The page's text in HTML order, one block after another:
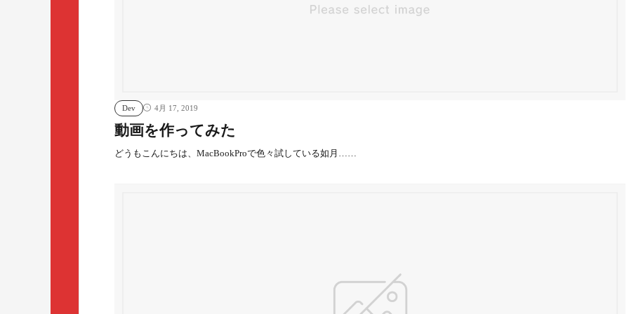
Dev 4月 17, 2019
動画を作ってみた
どうもこんにちは、MacBookProで色々試している如月……